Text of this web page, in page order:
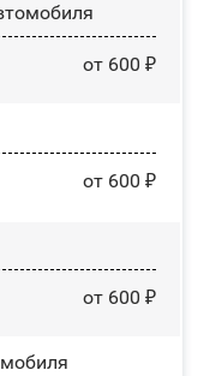
от 600 ₽
от 600 ₽
от 600 ₽